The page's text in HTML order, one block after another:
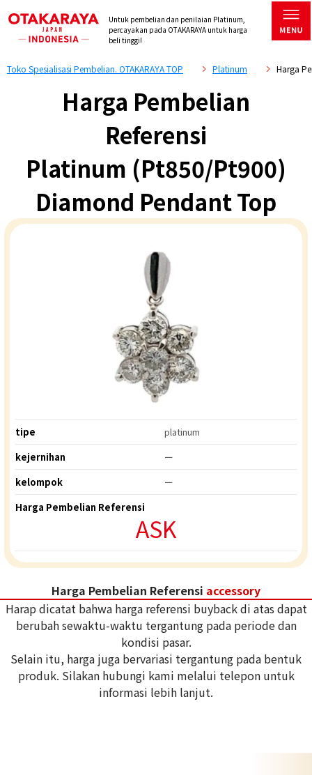
Untuk pembelian dan penilaian Platinum,
percayakan pada OTAKARAYA untuk harga
beli tinggi!
Toko Spesialisasi Pembelian. OTAKARAYA TOP Platinum Harga
Harga Pembelian
Referensi
Platinum (Pt850/Pt900)
Diamond Pendant Top
tipe
platinum
kejernihan
ー
kelompok
ー
Harga Pembelian Referensi
ASK
Harga Pembelian Referensi accessory
Harap dicatat bahwa harga referensi buyback di atas dapat
berubah sewaktu-waktu tergantung pada periode dan
kondisi pasar.
Selain itu, harga juga bervariasi tergantung pada bentuk
produk. Silakan hubungi kami melalui telepon untuk
informasi lebih lanjut.